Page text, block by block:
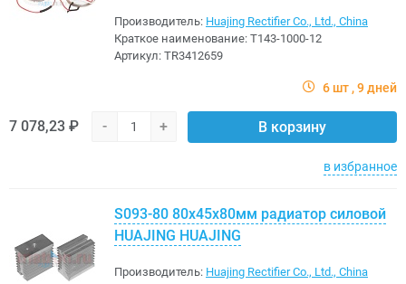
Производитель: Huajing Rectifier Co., Ltd., China
Краткое наименование: Т143-1000-12
Артикул: TR3412659
6 шт 9 дней
7 078,23 ₽ - + В корзину
в избранное
S093-80 80x45x80мм радиатор силовой
HUAJING HUAJING
Производитель: Huajing Rectifier Co., Ltd., China